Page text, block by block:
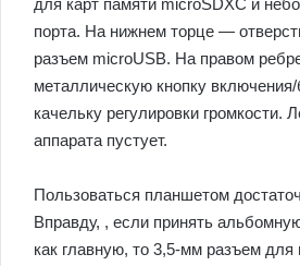
для карт памяти microSDXC и
порта. На нижнем торце —
разъем microUSB. На правом
металлическую кнопку включения/
качельку регулировки громкости.
аппарата пустует.
Пользоваться планшетом
Вправду, , если принять
как главную, то 3,5-мм разъем